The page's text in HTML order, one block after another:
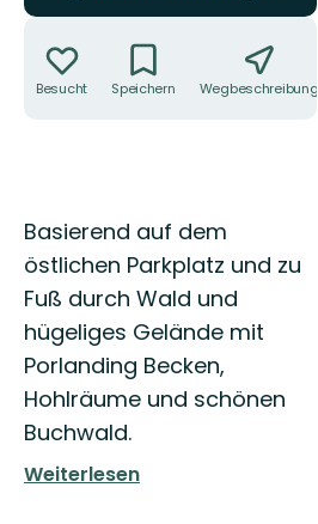
Besucht Speichern Wegbeschreibung
Beschreibung
Basierend auf dem
östlichen Parkplatz und zu
Fuß durch Wald und
hügeliges Gelände mit
Porlanding Becken,
Hohlräume und schönen
Buchwald.
Weiterlesen